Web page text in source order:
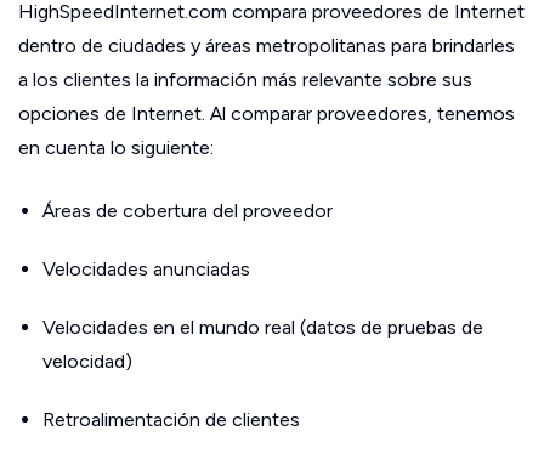
HighSpeedInternet.com compara proveedores de Internet
dentro de ciudades y áreas metropolitanas para brindarles
a los clientes la información más relevante sobre sus
opciones de Internet. Al comparar proveedores, tenemos
en cuenta lo siguiente:
Áreas de cobertura del proveedor
Velocidades anunciadas
Velocidades en el mundo real (datos de pruebas de
velocidad)
Retroalimentación de clientes